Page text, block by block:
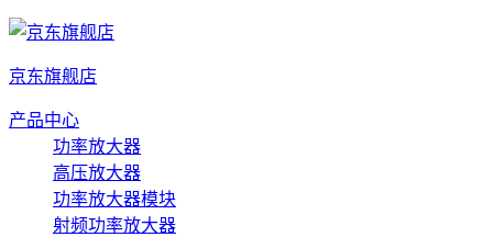
京东旗舰店
产品中心
功率放大器
高压放大器
功率放大器模块
射频功率放大器